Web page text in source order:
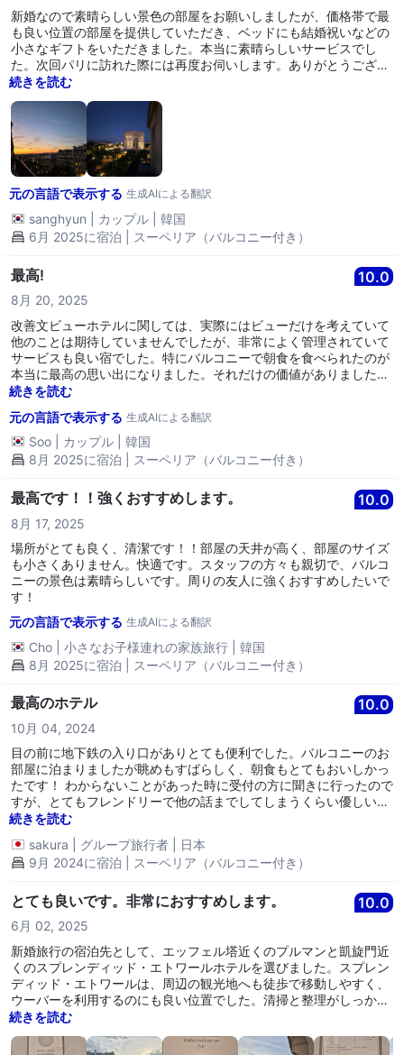
新婚なので素晴らしい景色の部屋をお願いしましたが、価格帯で最
も良い位置の部屋を提供していただき、ベッドにも結婚祝いなどの
小さなギフトをいただきました。本当に素晴らしいサービスでし
た。次回パリに訪れた際には再度お伺いします。ありがとうござい
ます。
続きを読む
元の言語で表示する 生成AIによる翻訳
sanghyun カップル
韓国
6月 2025に宿泊 | スーペリア（バルコニー付き）
最高! 10.0
8月 20, 2025
改善文ビューホテルに関しては、実際にはビューだけを考えていて
他のことは期待していませんでしたが、非常によく管理されていて
サービスも良い宿でした。特にバルコニーで朝食を食べられたのが
本当に最高の思い出になりました。それだけの価値がありました。
感謝しています。
続きを読む
元の言語で表示する 生成AIによる翻訳
Soo カップル
韓国
8月 2025に宿泊 | スーペリア（バルコニー付き）
最高です！！強くおすすめします。 10.0
8月 17, 2025
場所がとても良く、清潔です！！部屋の天井が高く、部屋のサイズ
も小さくありません。快適です。スタッフの方々も親切で、バルコ
ニーの景色は素晴らしいです。周りの友人に強くおすすめしたいで
す！
元の言語で表示する 生成AIによる翻訳
Cho 小さなお子様連れの家族旅行
韓国
8月 2025に宿泊 | スーペリア（バルコニー付き）
最高のホテル 10.0
10月 04, 2024
目の前に地下鉄の入り口がありとても便利でした。バルコニーのお
部屋に泊まりましたが眺めもすばらしく、朝食もとてもおいしかっ
たです！ わからないことがあった時に受付の方に聞きに行ったので
すが、とてもフレンドリーで他の話までしてしまうくらい優しい
方々でした！ また泊まりたいと思えるホテルでした！
続きを読む
sakura
グループ旅行者
日本
9月 2024に宿泊 | スーペリア（バルコニー付き）
とても良いです。非常におすすめします。 10.0
6月 02, 2025
新婚旅行の宿泊先として、エッフェル塔近くのプルマンと凱旋門近
くのスプレンディッド・エトワールホテルを選びました。スプレン
ディッド・エトワールは、周辺の観光地へも徒歩で移動しやすく、
ウーバーを利用するのにも良い位置でした。清掃と整理がしっかり
とされており、アメニティも充実していました。スタッフ全員が非
リのロマンを楽しむのにぴったりの宿泊先でした。次の旅行でも利
続きを読む